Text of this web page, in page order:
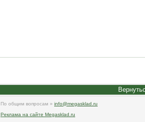
По общим вопросам » info@megasklad.ru
Реклама на сайте Megasklad.ru